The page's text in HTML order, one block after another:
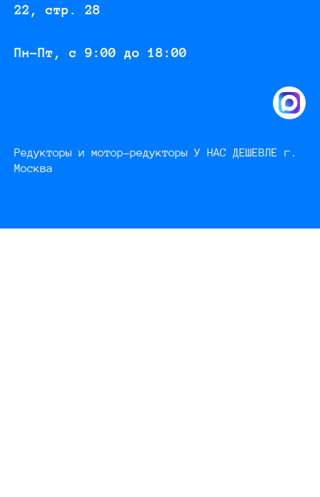
22, стр. 28
Пн-Пт, с 9:00 до 18:00
Редукторы и мотор-редукторы У НАС ДЕШЕВЛЕ г.
Москва